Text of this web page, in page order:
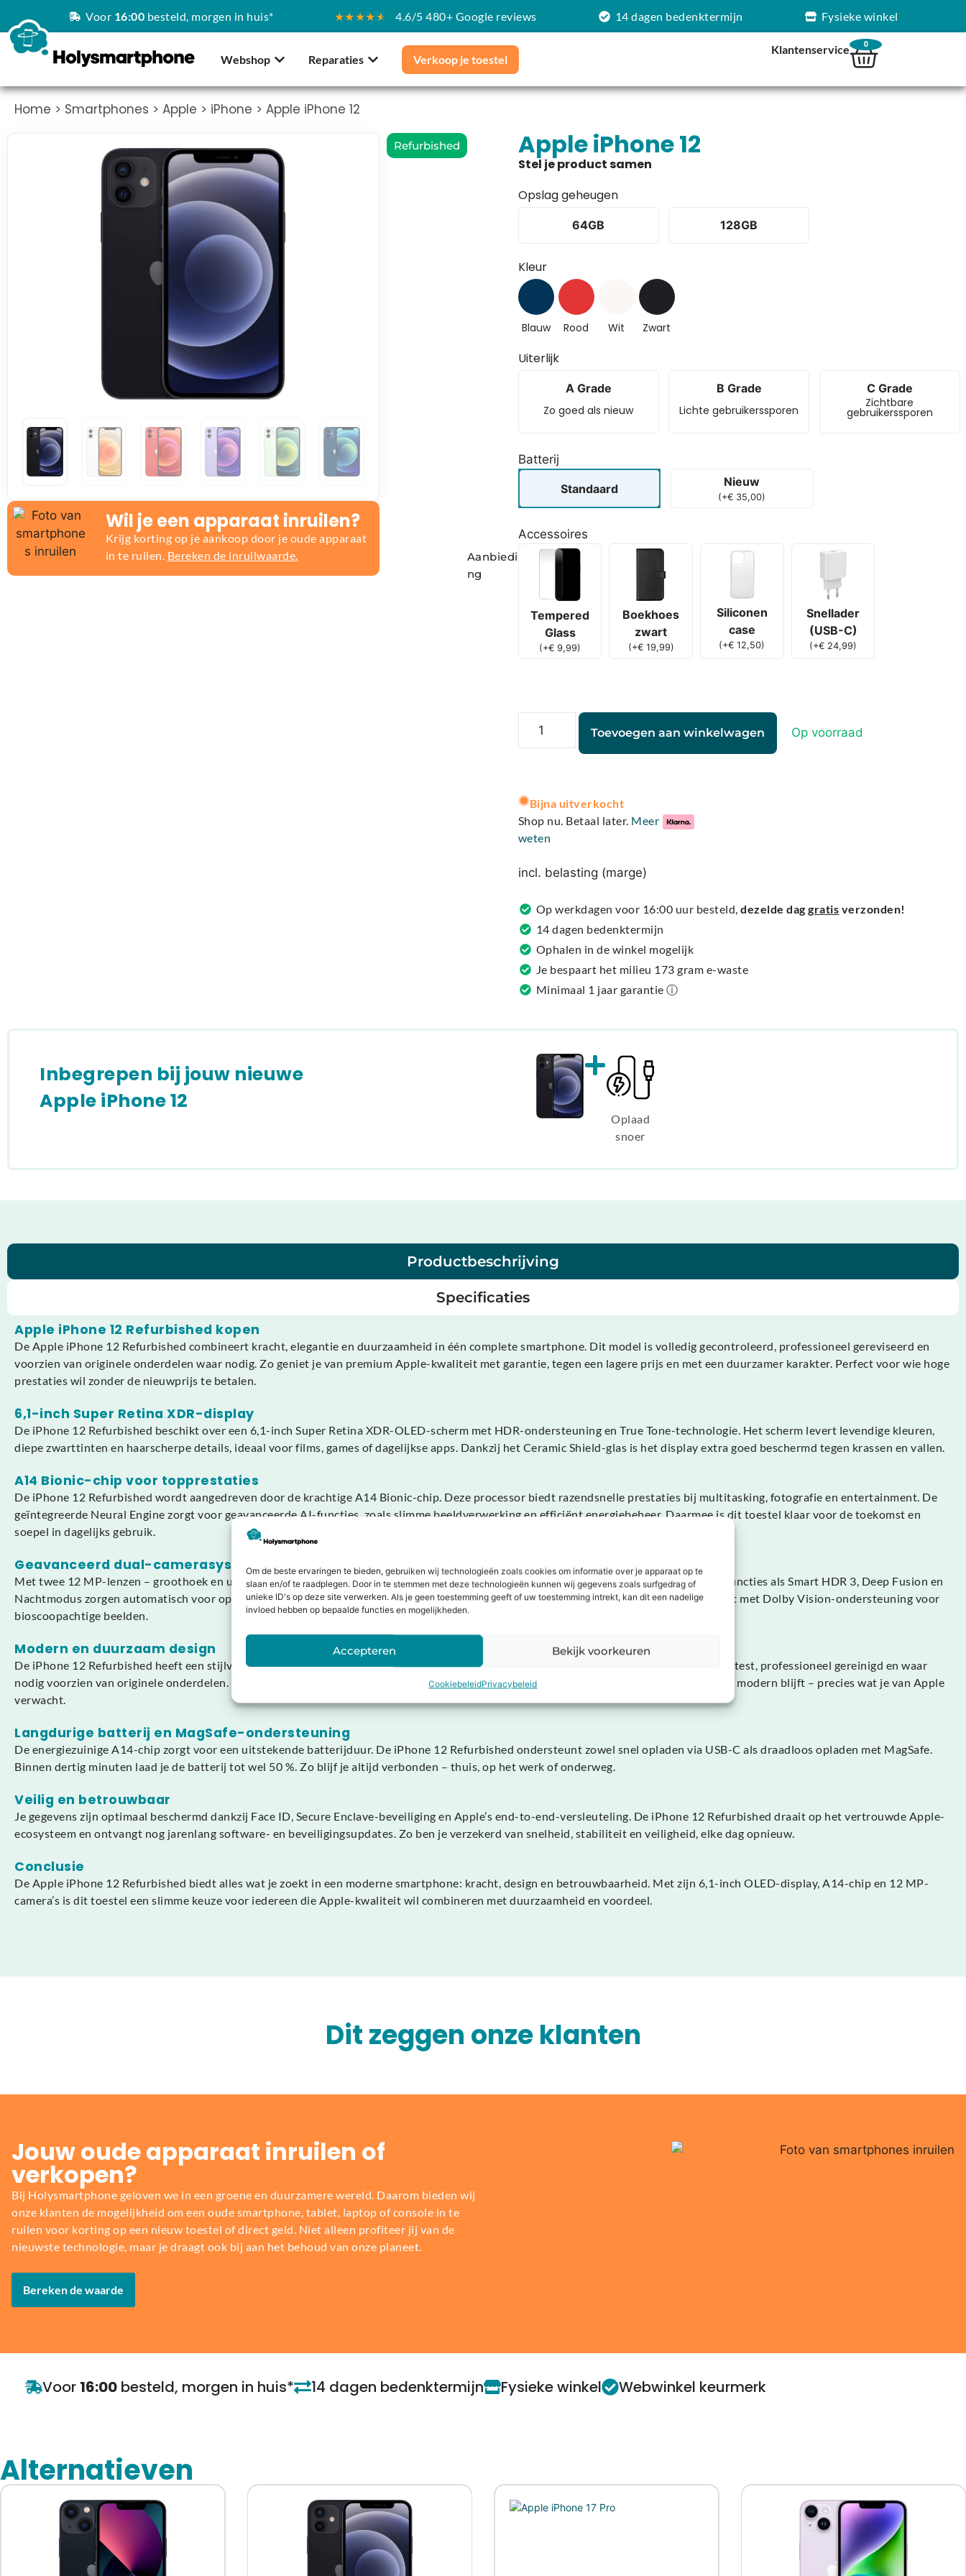
Om de beste ervaringen te bieden, gebruiken wij technologieën zoals cookies om informatie over je apparaat op te
slaan en/of te raadplegen. Door in te stemmen met deze technologieën kunnen wij gegevens zoals surfgedrag of
unieke ID's op deze site verwerken. Als je geen toestemming geeft of uw toestemming intrekt, kan dit een nadelige
invloed hebben op bepaalde functies en mogelijkheden.
Accepteren Bekijk voorkeuren
CookiebeleidPrivacybeleid
Voor 16:00 besteld, morgen in huis* ★★★★★ 4.6/5 480+ Google reviews 14 dagen bedenktermijn Fysieke winkel
Webshop Reparaties Verkoop je toestel
Klantenservice 0
Home > Smartphones > Apple > iPhone > Apple iPhone 12
Wil je een apparaat inruilen?
Krijg korting op je aankoop door je oude apparaat
in te ruilen. Bereken de inruilwaarde.
Refurbished
Aanbiedi
ng
Apple iPhone 12
Opslag geheugen
64GB 128GB
Kleur
Blauw Rood Wit Zwart
Uiterlijk
A Grade
Zo goed als nieuw
B Grade
Lichte gebruikerssporen
C Grade
Zichtbare
gebruikerssporen
Batterij
Standaard Nieuw
(+€ 35,00)
Accessoires
Tempered
Glass
(+€ 9,99)
Boekhoes
zwart
(+€19,99)
Siliconen
case
(+€ 12,50)
Snellader
(USB-C)
(+€ 24,99)
Toevoegen aan winkelwagen Op voorraad
l
t
e
n
t
i
v
e
:
Bijna uitverkocht
Shop nu. Betaal later. Meer
weten
incl. belasting (marge)
Op werkdagen voor 16:00 uur besteld,dezelde daggratis verzonden!
14 dagen bedenktermijn
Ophalen in de winkel mogelijk
Je bespaart het milieu 173 gram e-waste
Minimaal 1 jaar garantie ⓘ
Inbegrepen bij jouw nieuwe
Apple iPhone 12
Oplaad
snoer
Productbeschrijving
Specificaties
Apple iPhone 12 Refurbished kopen
De Apple iPhone 12 Refurbished combineert kracht, elegantie en duurzaamheid in één complete smartphone. Dit model is volledig gecontroleerd, professioneel gereviseerd en
voorzien van originele onderdelen waar nodig. Zo geniet je van premium Apple-kwaliteit met garantie, tegen een lagere prijs en met een duurzamer karakter. Perfect voor wie hoge
prestaties wil zonder de nieuwprijs te betalen.
6,1-inch Super Retina XDR-display
De iPhone 12 Refurbished beschikt over een 6,1-inch Super Retina XDR-OLED-scherm met HDR-ondersteuning en True Tone-technologie. Het scherm levert levendige kleuren,
diepe zwarttinten en haarscherpe details, ideaal voor films, games of dagelijkse apps. Dankzij het Ceramic Shield-glas is het display extra goed beschermd tegen krassen en vallen.
A14 Bionic-chip voor topprestaties
De iPhone 12 Refurbished wordt aangedreven door de krachtige A14 Bionic-chip. Deze processor biedt razendsnelle prestaties bij multitasking, fotografie en entertainment. De
geïntegreerde Neural Engine zorgt voor geavanceerde AI-functies, zoals slimme beeldverwerking en efficiënt energiebeheer. Daarmee is dit toestel klaar voor de toekomst en
soepel in dagelijks gebruik.
Geavanceerd dual-camerasysteem
Met twee 12 MP-lenzen – groothoek en ultragroothoek – maak je met de iPhone 12 Refurbished altijd haarscherpe en levendige foto’s. Functies als Smart HDR 3, Deep Fusion en
Nachtmodus zorgen automatisch voor optimale belichting en detail, zelfs bij weinig licht. Video’s leg je vast in 4K HDR-kwaliteit, compleet met Dolby Vision-ondersteuning voor
bioscoopachtige beelden.
Modern en duurzaam design
De iPhone 12 Refurbished heeft een stijlvol aluminium frame en een glazen achterkant met vlakke randen. Elk toestel wordt zorgvuldig getest, professioneel gereinigd en waar
nodig voorzien van originele onderdelen. De IP68-certificering garandeert weerstand tegen water en stof, terwijl het design licht, sterk en modern blijft – precies wat je van Apple
verwacht.
Langdurige batterij en MagSafe-ondersteuning
De energiezuinige A14-chip zorgt voor een uitstekende batterijduur. De iPhone 12 Refurbished ondersteunt zowel snel opladen via USB-C als draadloos opladen met MagSafe.
Binnen dertig minuten laad je de batterij tot wel 50 %. Zo blijf je altijd verbonden – thuis, op het werk of onderweg.
Veilig en betrouwbaar
Je gegevens zijn optimaal beschermd dankzij Face ID, Secure Enclave-beveiliging en Apple’s end-to-end-versleuteling. De iPhone 12 Refurbished draait op het vertrouwde Apple-
ecosysteem en ontvangt nog jarenlang software- en beveiligingsupdates. Zo ben je verzekerd van snelheid, stabiliteit en veiligheid, elke dag opnieuw.
Conclusie
De Apple iPhone 12 Refurbished biedt alles wat je zoekt in een moderne smartphone: kracht, design en betrouwbaarheid. Met zijn 6,1-inch OLED-display, A14-chip en 12 MP-
camera’s is dit toestel een slimme keuze voor iedereen die Apple-kwaliteit wil combineren met duurzaamheid en voordeel.
Dit zeggen onze klanten
Jouw oude apparaat inruilen of
verkopen?
Bij Holysmartphone geloven we in een groene en duurzamere wereld. Daarom bieden wij
onze klanten de mogelijkheid om een oude smartphone, tablet, laptop of console in te
ruilen voor korting op een nieuw toestel of direct geld. Niet alleen profiteer jij van de
nieuwste technologie, maar je draagt ook bij aan het behoud van onze planeet.
Bereken de waarde
Voor 16:00 besteld, morgen in huis* 14 dagen bedenktermijn Fysieke winkel Webwinkel keurmerk
Alternatieven